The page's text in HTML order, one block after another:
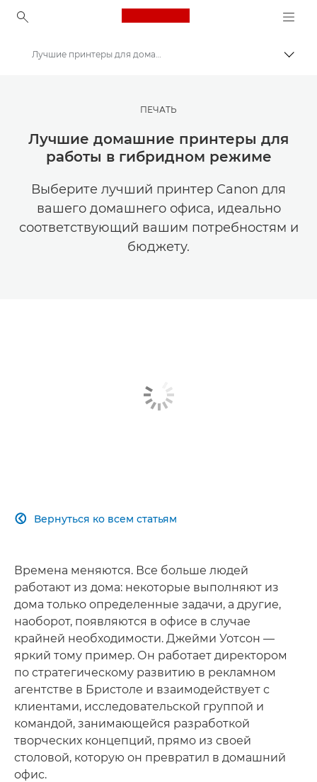
Canon Logo, back to
Мастерская творчества | Советы по фотографии и печати и руководства для покупателей
Советы и технические приемы по фотографии и печати
Лучшие принтеры для домашнего офиса
ПЕЧАТЬ
Лучшие домашние принтеры для
работы в гибридном режиме
Выберите лучший принтер Canon для
вашего домашнего офиса, идеально
соответствующий вашим потребностям и
бюджету.
Вернуться ко всем статьям

Времена меняются. Все больше людей
работают из дома: некоторые выполняют из
дома только определенные задачи, а другие,
наоборот, появляются в офисе в случае
крайней необходимости. Джейми Уотсон —
яркий тому пример. Он работает директором
по стратегическому развитию в рекламном
агентстве в Бристоле и взаимодействует с
клиентами, исследовательской группой и
командой, занимающейся разработкой
творческих концепций, прямо из своей
столовой, которую он превратил в домашний
офис.